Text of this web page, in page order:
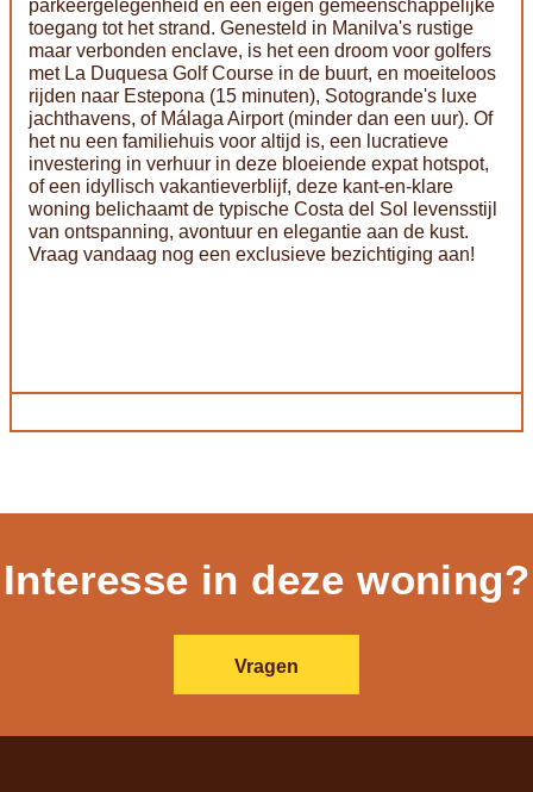
parkeergelegenheid en een eigen gemeenschappelijke
toegang tot het strand. Genesteld in Manilva's rustige
maar verbonden enclave, is het een droom voor golfers
met La Duquesa Golf Course in de buurt, en moeiteloos
rijden naar Estepona (15 minuten), Sotogrande's luxe
jachthavens, of Málaga Airport (minder dan een uur). Of
het nu een familiehuis voor altijd is, een lucratieve
investering in verhuur in deze bloeiende expat hotspot,
of een idyllisch vakantieverblijf, deze kant-en-klare
woning belichaamt de typische Costa del Sol levensstijl
van ontspanning, avontuur en elegantie aan de kust.
Vraag vandaag nog een exclusieve bezichtiging aan!
Interesse in deze woning?
Vragen